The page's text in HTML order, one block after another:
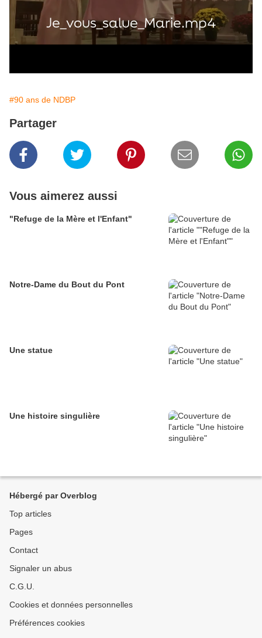
#90 ans de NDBP
Partager
Vous aimerez aussi
"Refuge de la Mère et l'Enfant"
Notre-Dame du Bout du Pont
Une statue
Une histoire singulière
Hébergé par Overblog
Top articles
Pages
Contact
Signaler un abus
C.G.U.
Cookies et données personnelles
Préférences cookies